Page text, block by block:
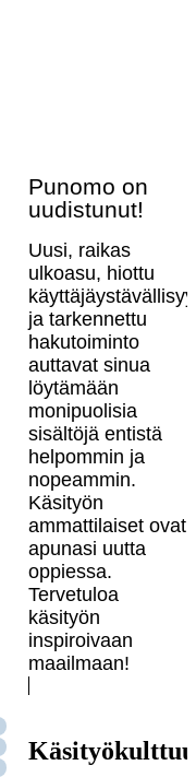
Punomo on
uudistunut!
Uusi, raikas
ulkoasu, hiottu
ja tarkennettu
hakutoiminto
auttavat sinua
löytämään
monipuolisia
sisältöjä entistä
helpommin ja
nopeammin.
Käsityön
ammattilaiset ovat
apunasi uutta
oppiessa.
Tervetuloa
käsityön
inspiroivaan
maailmaan!